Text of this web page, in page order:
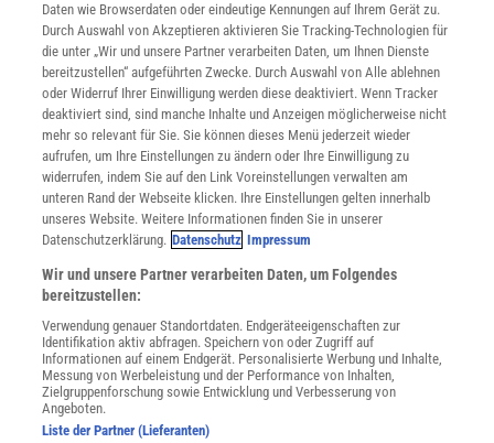
INFO
Mediadaten
Datenschutz
Nutzungsbedingungen
Cookie-Einstellungen
Utiq verwalten
Nutzungsbasierte Onlinewerbung
Alle Artikel
Impressum
Angebote für Schulen
Angebote für Institutionen
Sprachen lernen mit Gymglish
Lexika
Für Spektrum schreiben
Zugänglichkeitserklärung
Daten wie Browserdaten oder eindeutige Kennungen auf Ihrem Gerät zu.
Durch Auswahl von Akzeptieren aktivieren Sie Tracking-Technologien für
die unter „Wir und unsere Partner verarbeiten Daten, um Ihnen Dienste
bereitzustellen“ aufgeführten Zwecke. Durch Auswahl von Alle ablehnen
oder Widerruf Ihrer Einwilligung werden diese deaktiviert. Wenn Tracker
deaktiviert sind, sind manche Inhalte und Anzeigen möglicherweise nicht
mehr so relevant für Sie. Sie können dieses Menü jederzeit wieder
aufrufen, um Ihre Einstellungen zu ändern oder Ihre Einwilligung zu
widerrufen, indem Sie auf den Link Voreinstellungen verwalten am
unteren Rand der Webseite klicken. Ihre Einstellungen gelten innerhalb
unseres Website. Weitere Informationen finden Sie in unserer
Datenschutzerklärung. Datenschutz Impressum
Wir und unsere Partner verarbeiten Daten, um Folgendes
bereitzustellen:
Verwendung genauer Standortdaten. Endgeräteeigenschaften zur
Identifikation aktiv abfragen. Speichern von oder Zugriff auf
Informationen auf einem Endgerät. Personalisierte Werbung und Inhalte,
Messung von Werbeleistung und der Performance von Inhalten,
Zielgruppenforschung sowie Entwicklung und Verbesserung von
Angeboten.
Liste der Partner (Lieferanten)